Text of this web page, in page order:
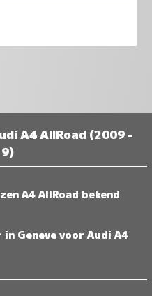
A4 AllRoad (2009 -
A4 AllRoad bekend
Geneve voor Audi A4